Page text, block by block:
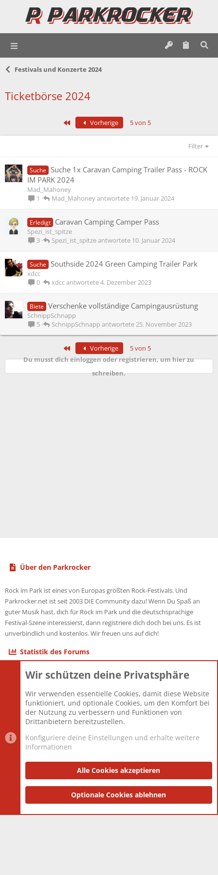
Festivals und Konzerte 2024
Ticketbörse 2024
Erste Vorherige 5 von 5
Filter
Suche
Suche 1x Caravan Camping Trailer Pass - ROCK
IM PARK 2024
Mad_Mahoney
1
19. Januar 2024
Mad_Mahoney
Erledigt Caravan Camping Camper Pass
Spezi_ist_spitze
3
10. Januar 2024
Spezi_ist_spitze
Suche Southside 2024 Green Camping Trailer Park
xdcc
0
4. Dezember 2023
xdcc
Biete Verschenke vollständige Campingausrüstung
SchnippSchnapp
5
25. November 2023
SchnippSchnapp
Erste Vorherige
5 von 5
Du musst dich einloggen oder registrieren, um hier zu
schreiben.
Über den Parkrocker
Rock im Park ist eines von Europas größten Rock-Festivals. Und
Parkrocker.net ist seit 2003 DIE Community dazu! Wenn Du Spaß an
guter Musik hast, dich für Rock im Park und die deutschsprachige
Festival-Szene interessierst, dann registriere dich doch bei uns. Es ist
unverbindlich und kostenlos. Wir freuen uns auf dich!
Statistik des Forums
Themen
Mitglieder
12.425
Neuestes Mitglied
Toddster85
Datenschutzerklärung Impressum
Community platform by XenForo® © 2010-2025 XenForo Ltd.
and add-ons by ThemeHouse
Wir schützen deine Privatsphäre
Wir verwenden essentielle Cookies, damit diese Website
funktioniert, und optionale Cookies, um den Komfort bei
der Nutzung zu verbessern und Funktionen von
Drittanbietern bereitzustellen.
Konfiguriere deine Einstellungen und erhalte weitere
Informationen
Alle Cookies akzeptieren
Optionale Cookies ablehnen